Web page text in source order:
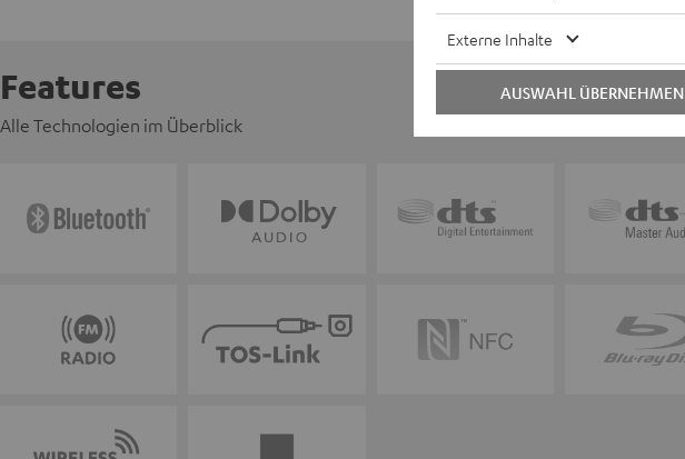
Features
Alle Technologien im Überblick
Externe Inhalte
AUSWAHL ÜBERNEHMEN